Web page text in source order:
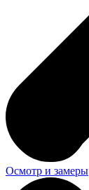
Осмотр и замеры